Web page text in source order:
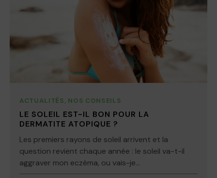
ACTUALITÉS, NOS CONSEILS
LE SOLEIL EST-IL BON POUR LA
DERMATITE ATOPIQUE ?
Les premiers rayons de soleil arrivent et la
question revient chaque année : le soleil va-t-il
aggraver mon eczéma, ou vais-je...